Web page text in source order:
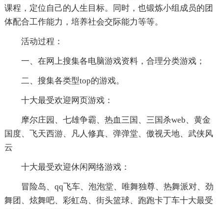
课程，定位自己的人生目标。同时，也锻炼小组成员的团
体配合工作能力，培养社会交际能力等等。
活动过程：
一、在网上搜集各电脑游戏资料，合理分类游戏；
二、搜集各类型top的游戏。
十大最受欢迎网页游戏：
摩尔庄园、七雄争霸、热血三国、三国杀web、黄金
国度、飞天西游、凡人修真、弹弹堂、傲视天地、武侠风
云
十大最受欢迎休闲网络游戏：
冒险岛、qq飞车、泡泡堂、唯舞独尊、热舞派对、劲
舞团、炫舞吧、彩虹岛、街头篮球、跑跑卡丁车十大最受